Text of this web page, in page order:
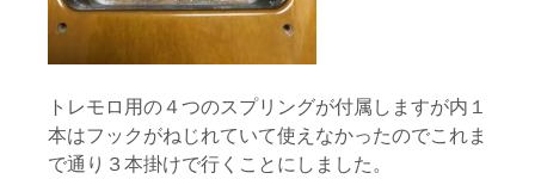
トレモロ用の４つのスプリングが付属しますが内１
本はフックがねじれていて使えなかったのでこれま
で通り３本掛けで行くことにしました。